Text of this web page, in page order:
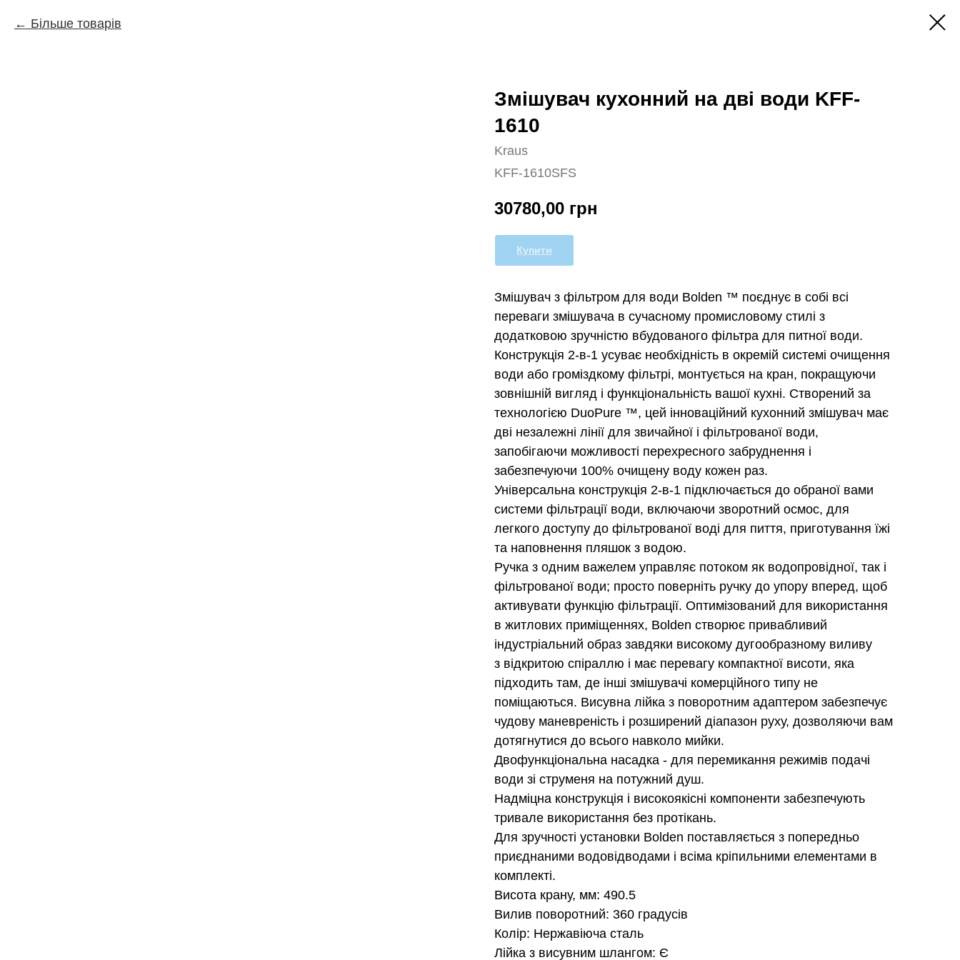
Більше товарів
Змішувач кухонний на дві води KFF-
1610
Kraus
KFF-1610SFS
30780,00 грн
Купити
Змішувач з фільтром для води Bolden ™ поєднує в собі всі
переваги змішувача в сучасному промисловому стилі з
додатковою зручністю вбудованого фільтра для питної води.
Конструкція 2-в-1 усуває необхідність в окремій системі очищення
води або громіздкому фільтрі, монтується на кран, покращуючи
зовнішній вигляд і функціональність вашої кухні. Створений за
технологією DuoPure ™, цей інноваційний кухонний змішувач має
дві незалежні лінії для звичайної і фільтрованої води,
запобігаючи можливості перехресного забруднення і
забезпечуючи 100% очищену воду кожен раз.
Універсальна конструкція 2-в-1 підключається до обраної вами
системи фільтрації води, включаючи зворотний осмос, для
легкого доступу до фільтрованої воді для пиття, приготування їжі
та наповнення пляшок з водою.
Ручка з одним важелем управляє потоком як водопровідної, так і
фільтрованої води; просто поверніть ручку до упору вперед, щоб
активувати функцію фільтрації. Оптимізований для використання
в житлових приміщеннях, Bolden створює привабливий
індустріальний образ завдяки високому дугообразному виливу
з відкритою спіраллю і має перевагу компактної висоти, яка
підходить там, де інші змішувачі комерційного типу не
поміщаються. Виcувна лiйка з поворотним адаптером забезпечує
чудову маневреність і розширений діапазон руху, дозволяючи вам
дотягнутися до всього навколо мийки.
Двофункціональна насадка - для перемикання режимiв подачi
води зi струменя на потужний душ.
Надміцна конструкція і високоякісні компоненти забезпечують
тривале використання без протікань.
Для зручності установки Bolden поставляється з попередньо
приєднаними водовідводами і всіма кріпильними елементами в
комплекті.
Висота крану, мм: 490.5
Вилив поворотний: 360 градусів
Колір: Нержавіюча сталь
Лійка з висувним шлангом: Є